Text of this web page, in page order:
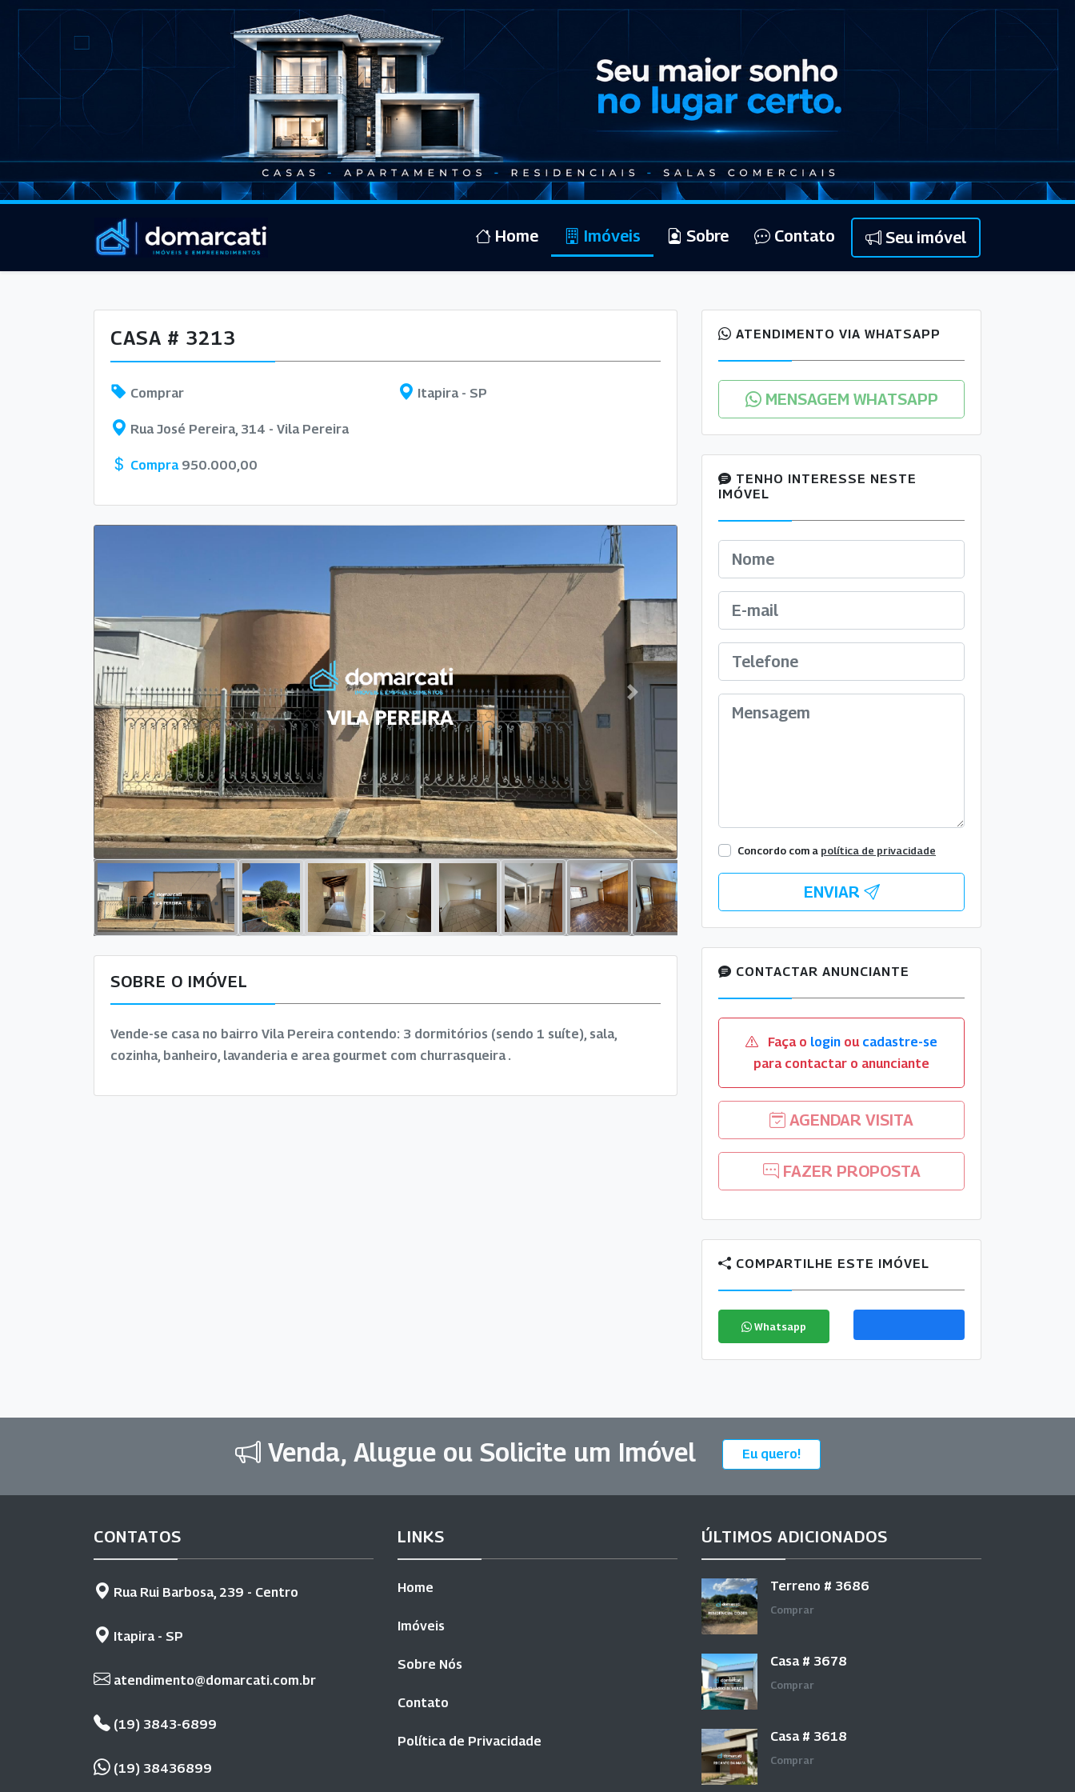
Home Imóveis Sobre Contato Seu imóvel
CASA # 3213
Comprar Itapira - SP
Rua José Pereira, 314 - Vila Pereira
Compra 950.000,00
Previous Next
SOBRE O IMÓVEL
Vende-se casa no bairro Vila Pereira contendo: 3 dormitórios (sendo 1 suíte), sala,
cozinha, banheiro, lavanderia e area gourmet com churrasqueira .
ATENDIMENTO VIA WHATSAPP
MENSAGEM WHATSAPP
TENHO INTERESSE NESTE
IMÓVEL
Concordo com a política de privacidade
ENVIAR
CONTACTAR ANUNCIANTE
Faça o login ou cadastre-se
para contactar o anunciante
AGENDAR VISITA
FAZER PROPOSTA
COMPARTILHE ESTE IMÓVEL
Whatsapp
Venda, Alugue ou Solicite um Imóvel Eu quero!
CONTATOS
Rua Rui Barbosa, 239 - Centro
Itapira - SP
atendimento@domarcati.com.br
(19) 3843-6899
(19) 38436899
LINKS
Home
Imóveis
Sobre Nós
Contato
Política de Privacidade
ÚLTIMOS ADICIONADOS
Terreno # 3686
Comprar
Casa # 3678
Comprar
Casa # 3618
Comprar